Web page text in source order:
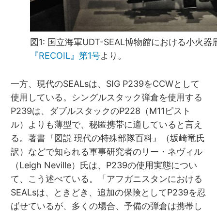
図1: 国立海軍UDT-SEAL博物館における小火器
『RECOIL』第1号より。
一方、現代のSEALsは、SIG P239をCCWとして
使用している。シングルスタック弾倉を使用する
P239は、ダブルスタックのP228（M11ピスト
ル）よりも薄型で、秘匿携帯に適していると言え
る。著書『図説 現代の特殊部隊百科』（坂崎竜氏
訳）などで知られる軍事研究者のリー・ネヴィル
（Leigh Neville）氏は、P239の使用実態につい
て、こう述べている。「アフガニスタンにおける
SEALsは、ときどき、追加の保険としてP239を忍
ばせているが、多くの場合、予備の弾倉は携帯し